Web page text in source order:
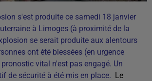
s'est produite ce samedi 18 janvier
à Limoges (à proximité de la
se serait produite aux alentours
ont été blessées (en urgence
vital n'est pas engagé. Un
de sécurité à été mis en place.
Le